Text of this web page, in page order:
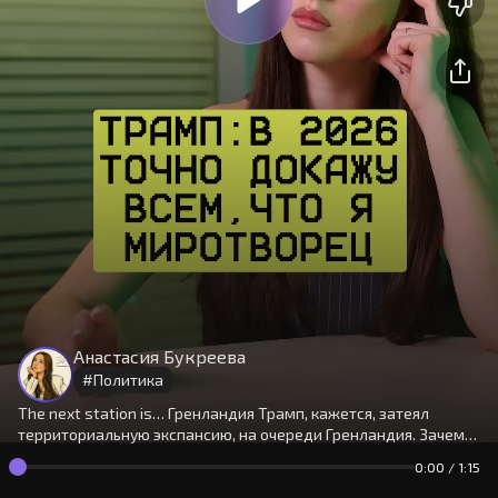
Анастасия Букреева
#Политика
The next station is… Гренландия Трамп, кажется, затеял
территориальную экспансию, на очереди Гренландия. Зачем
президенту США этот остров? Почему он имеет большое
стратегическое значение? Расскажет Настя.
0:00 / 1:15
На сайте используются cookies.
Продолжая использовать сайт,
вы принимаетеусловия
Окей